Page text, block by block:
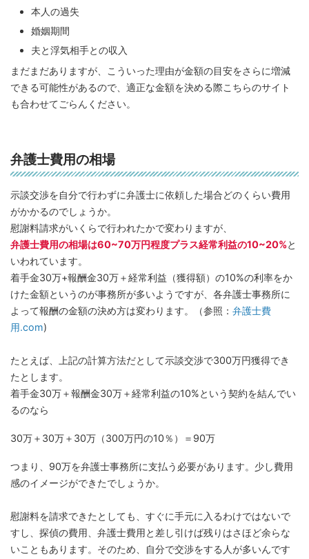
本人の過失
婚姻期間
夫と浮気相手との収入
まだまだありますが、こういった理由が金額の目安をさらに増減
できる可能性があるので、適正な金額を決める際こちらのサイト
も合わせてごらんください。
弁護士費用の相場
示談交渉を自分で行わずに弁護士に依頼した場合どのくらい費用
がかかるのでしょうか。
慰謝料請求がいくらで行われたかで変わりますが、
弁護士費用の相場は60~70万円程度プラス経常利益の10~20%と
いわれています。
着手金30万+報酬金30万＋経常利益（獲得額）の10%の利率をか
けた金額というのが事務所が多いようですが、各弁護士事務所に
よって報酬の金額の決め方は変わります。（参照： 弁護士費
用.com)
たとえば、上記の計算方法だとして示談交渉で300万円獲得でき
たとします。
着手金30万＋報酬金30万＋経常利益の10%という契約を結んでい
るのなら
30万＋30万＋30万（300万円の10％）＝90万
つまり、90万を弁護士事務所に支払う必要があります。少し費用
感のイメージができたでしょうか。
慰謝料を請求できたとしても、すぐに手元に入るわけではないで
すし、探偵の費用、弁護士費用と差し引けば残りはさほど余らな
いこともあります。そのため、自分で交渉をする人が多いんです